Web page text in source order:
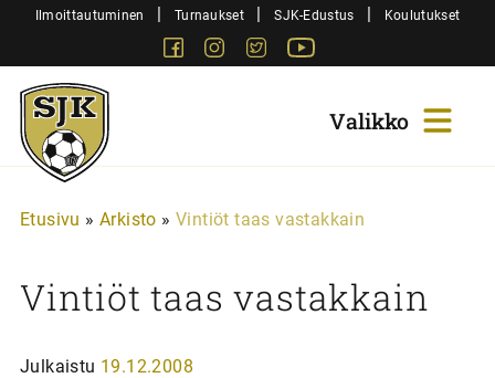
SiirryIlmoittautuminen | Turnaukset | SJK-Edustus | Koulutukset
FacebookInstagram
Twitter
Sjk-
Juniorit
Etusivu » Arkisto » Vintiöt taas vastakkain
Vintiöt taas vastakkain
Julkaistu 19.12.2008